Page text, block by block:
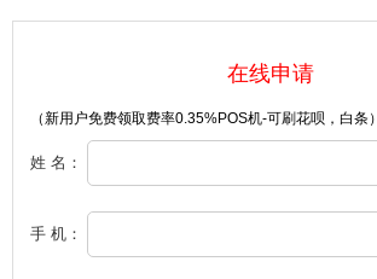
在线申请
（新用户免费领取费率0.35%POS机-可刷花呗，白条）
姓 名：
手 机：